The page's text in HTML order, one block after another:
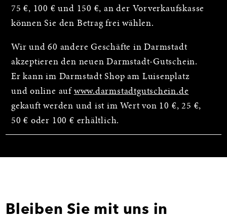
75 €, 100 € und 150 €, an der Vorverkaufskasse
können Sie den Betrag frei wählen.
Wir und 60 andere Geschäfte in Darmstadt
akzeptieren den neuen Darmstadt-Gutschein.
Er kann im Darmstadt Shop am Luisenplatz
und online auf www.darmstadtgutschein.de
gekauft werden und ist im Wert von 10 €, 25 €,
50 € oder 100 € erhältlich.
Bleiben Sie mit uns in